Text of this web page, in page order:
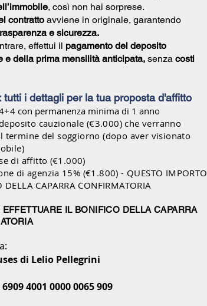
, così non hai sorprese.
contratto avviene in originale, garantendo
e sicurezza.
effettui il pagamento del deposito
e della prima mensilità anticipata, senza costi
tutti i dettagli per la tua proposta d'affitto
con permanenza minima di 1 anno
cauzionale (€3.000) che verranno
termine del soggiorno (dopo aver visionato
di affitto (€1.000)
di agenzia 15% (€1.800) - QUESTO IMPORTO
DELLA CAPARRA CONFIRMATORIA
EFFETTUARE IL BONIFICO DELLA CAPARRA
di Lelio Pellegrini
6909 4001 0000 0065 909